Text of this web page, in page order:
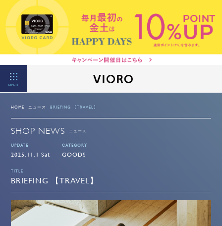
MENU
HOME ニュース BRIEFING 【TRAVEL】
SHOP NEWS ニュース
UPDATE
2025.11.1 Sat
CATEGORY
GOODS
TITLE
BRIEFING 【TRAVEL】